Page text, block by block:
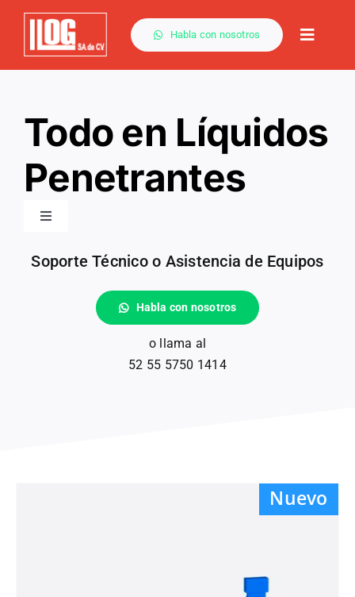
Saltar
contenido
Habla con nosotros
Toggle
Todo en Líquidos
Penetrantes
Toggle
Todo en LP
Penetrantes
Soporte Técnico o Asistencia de Equipos
Habla con nosotros
o llama al
52 55 5750 1414
Nuevo